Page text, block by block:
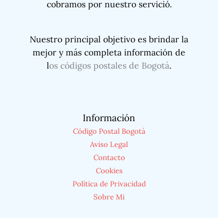
cobramos por nuestro servició.
Nuestro principal objetivo es brindar la
mejor y más completa información de
los códigos postales de Bogotá.
Información
Código Postal Bogotá
Aviso Legal
Contacto
Cookies
Política de Privacidad
Sobre Mi